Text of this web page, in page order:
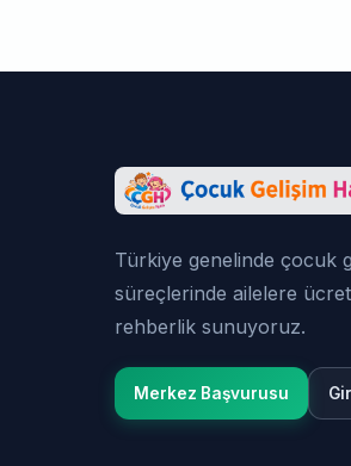
Türkiye genelinde çocuk
süreçlerinde ailelere
rehberlik sunuyoruz.
Merkez Başvurusu